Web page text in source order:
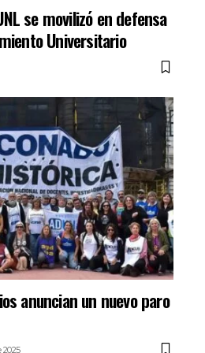
se movilizó en defensa
Universitario
anuncian un nuevo paro